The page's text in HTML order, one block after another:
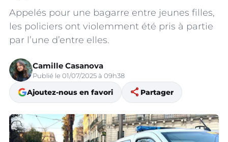
Appelés pour une bagarre entre jeunes filles,
les policiers ont violemment été pris à partie
par l’une d’entre elles.
Camille Casanova
Publié le 01/07/2025 à 09h38
Ajoutez-nous en favori share Partager